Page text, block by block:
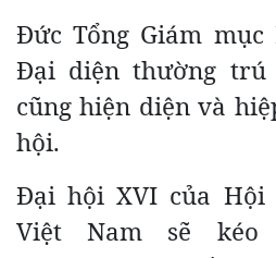
Đức Tổng Giám mục
Đại diện thường trú
cũng hiện diện và
hội.
Đại hội XVI của Hội
Việt Nam sẽ